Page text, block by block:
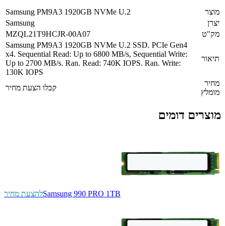
מוצר
Samsung PM9A3 1920GB NVMe U.2
יצרן
Samsung
מק"ט
MZQL21T9HCJR-00A07
תיאור
Samsung PM9A3 1920GB NVMe U.2 SSD. PCIe Gen4
x4. Sequential Read: Up to 6800 MB/s, Sequential Write:
Up to 2700 MB/s. Ran. Read: 740K IOPS. Ran. Write:
130K IOPS
מחיר
מומלץ
קבלו הצעת מחיר
מוצרים דומים
Samsung 990 PRO 1TBלהצעת מחיר